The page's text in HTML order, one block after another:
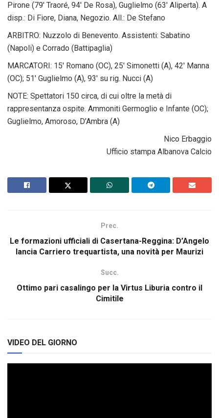
Pirone (79′ Traoré, 94′ De Rosa), Guglielmo (63′ Aliperta). A
disp.: Di Fiore, Diana, Negozio. All.: De Stefano
ARBITRO: Nuzzolo di Benevento. Assistenti: Sabatino
(Napoli) e Corrado (Battipaglia)
MARCATORI: 15′ Romano (OC), 25′ Simonetti (A), 42′ Manna
(OC); 51′ Guglielmo (A), 93′ su rig. Nucci (A)
NOTE: Spettatori 150 circa, di cui oltre la metà di
rappresentanza ospite. Ammoniti Germoglio e Infante (OC);
Guglielmo, Amoroso, D’Ambra (A)
Nico Erbaggio
Ufficio stampa Albanova Calcio
Prec.
Le formazioni ufficiali di Casertana-Reggina: D’Angelo
lancia Carriero trequartista, una novità per Maurizi
Succ.
Ottimo pari casalingo per la Virtus Liburia contro il
Cimitile
VIDEO DEL GIORNO